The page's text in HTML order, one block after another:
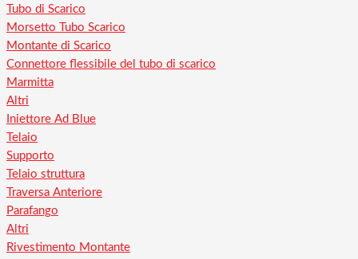
Tubo di Scarico
Morsetto Tubo Scarico
Montante di Scarico
Connettore flessibile del tubo di scarico
Marmitta
Altri
Iniettore Ad Blue
Telaio
Supporto
Telaio struttura
Traversa Anteriore
Parafango
Altri
Rivestimento Montante